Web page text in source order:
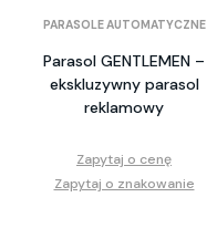
PARASOLE AUTOMATYCZNE
Parasol GENTLEMEN –
ekskluzywny parasol
reklamowy
Zapytaj o cenę
Zapytaj o znakowanie